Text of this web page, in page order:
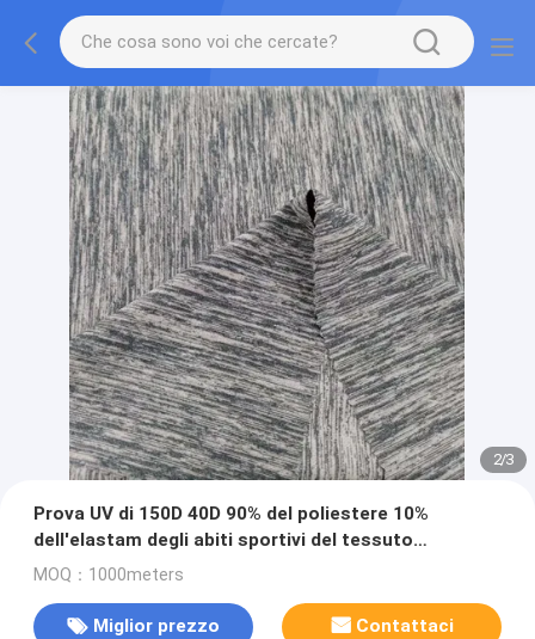
2/3
Prova UV di 150D 40D 90% del poliestere 10%
dell'elastam degli abiti sportivi del tessuto
cationico del materiale
MOQ：1000meters
Miglior prezzo Contattaci